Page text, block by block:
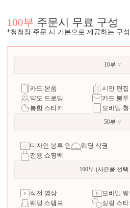
100부 주문시 무료 구성
*청첩장 주문 시 기본으로 제공하는 구
10부
카드 본품
시안 편집
약도 드로잉
카드 봉투
봉합 스티커
모바일
50부
디자인 봉투 인쇄 웨딩 식권
전용 쇼핑백
100부 (사은품 선택
식전 영상
모바일
웨딩 스탬프
실링 스티